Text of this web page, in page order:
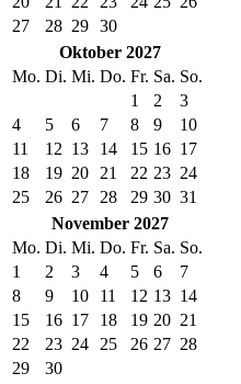
27
28 29 30
Oktober 2027
Mo. Di. Mi. Do. Fr. Sa. So.
1
2
3
4
5 6 7 8 9
10
11
12 13 14 15 16 17
18
19 20 21 22 23 24
25
26 27 28 29 30 31
November 2027
Mo. Di. Mi. Do. Fr. Sa. So.
1
2 3 4 5 6
7
8
9 10 11 12 13 14
15
16 17 18 19 20 21
22
23 24 25 26 27 28
29
30